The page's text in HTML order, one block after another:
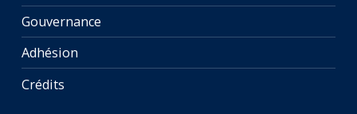
Gouvernance
Adhésion
Crédits